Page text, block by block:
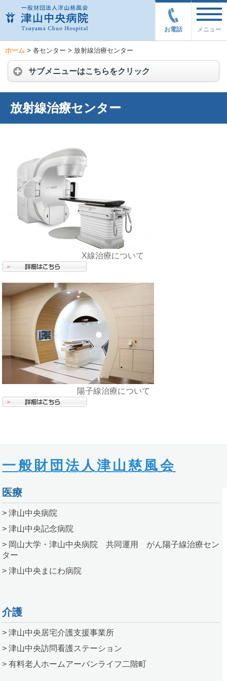
メニュー
お電話
ホーム > 各センター > 放射線治療センター
サブメニューはこちらをクリック
放射線治療センター
X線治療について
陽子線治療について
一般財団法人津山慈風会
医療
> 津山中央病院
> 津山中央記念病院
> 岡山大学・津山中央病院 共同運用 がん陽子線治療セン
ター
> 津山中央まにわ病院
介護
> 津山中央居宅介護支援事業所
> 津山中央訪問看護ステーション
> 有料老人ホームアーバンライフ二階町